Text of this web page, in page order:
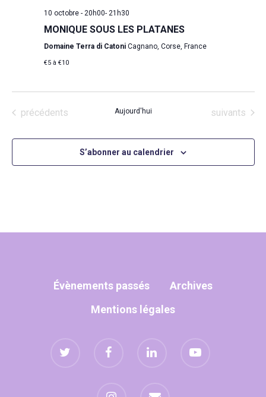
10 octobre - 20h00- 21h30
MONIQUE SOUS LES PLATANES
Domaine Terra di Catoni Cagnano, Corse, France
€5 à €10
Évènements
précédents Aujourd'hui Évènements
suivants
S’abonner au calendrier
Évènements passés
Archives
Mentions légales